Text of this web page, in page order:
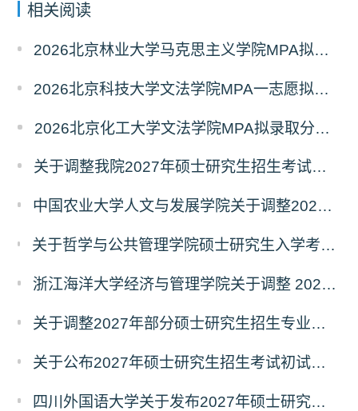
相关阅读
2026北京林业大学马克思主义学院MPA拟录取分析解读
2026北京科技大学文法学院MPA一志愿拟录取分析解读
2026北京化工大学文法学院MPA拟录取分析解读
关于调整我院2027年硕士研究生招生考试科目及参考书的通知
中国农业大学人文与发展学院关于调整2027年硕士研究生招生考试初试科目的通知
关于哲学与公共管理学院硕士研究生入学考试（初试） 考试科目及参考书目变更的通知（二）
浙江海洋大学经济与管理学院关于调整 2027年硕士研究生招生考试初试科目的公告
关于调整2027年部分硕士研究生招生专业初试考试科目的公告（持续更新中）
关于公布2027年硕士研究生招生考试初试自命题科目考试大纲的通知
四川外国语大学关于发布2027年硕士研究生招生考试自命题科目大纲的公告